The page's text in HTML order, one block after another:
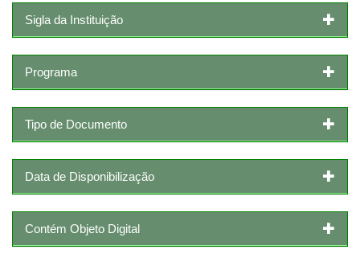
Sigla da Instituição
Programa
Tipo de Documento
Data de Disponibilização
Contém Objeto Digital